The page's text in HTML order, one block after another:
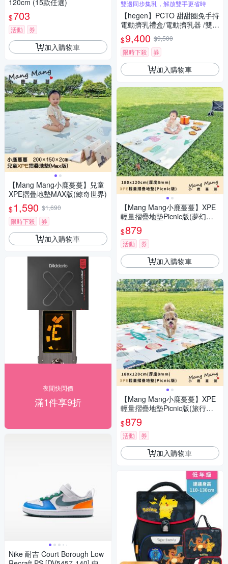
120cm (15款任選)
$703
活動 券
加入購物車
【Mang Mang小鹿蔓蔓】兒童
XPE摺疊地墊MAX版(鯨奇世界)
$1,590 $1,690
限時下殺
券
加入購物車
夜間快閃價
滿1件享9折
Nike 耐吉 Court Borough Low
雙邊同步集乳，解放雙手更省時
【hegen】PCTO 甜甜圈免手持
電動擠乳禮盒/電動擠乳器 /雙邊
擠乳器 /集乳器推薦 /母乳儲存
罐 /哺乳媽媽用品
$9,400 $9,500
限時下殺
券
加入購物車
【Mang Mang小鹿蔓蔓】XPE
輕量摺疊地墊Picnic版(夢幻森
林)
$879
活動 券
加入購物車
【Mang Mang小鹿蔓蔓】XPE
輕量摺疊地墊Picnic版(旅行小
魚)
$879
活動 券
加入購物車